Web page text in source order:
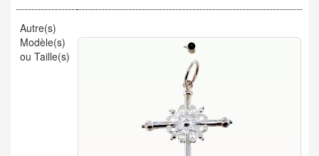
Autre(s)
Modèle(s)
ou Taille(s)